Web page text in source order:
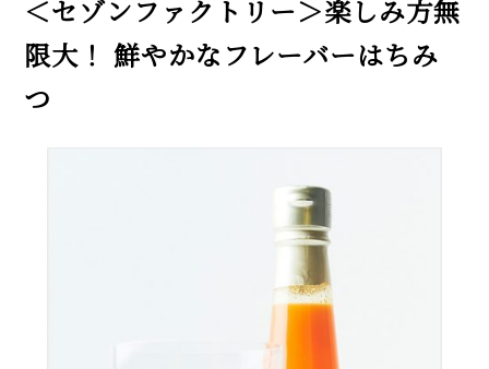
＜セゾンファクトリー＞楽しみ方無
限大！ 鮮やかなフレーバーはちみ
つ